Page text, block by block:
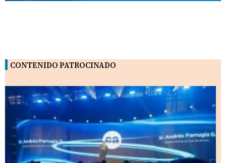
CONTENIDO PATROCINADO